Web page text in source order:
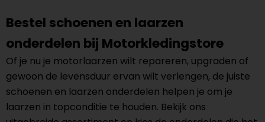
Bestel schoenen en laarzen
onderdelen bij Motorkledingstore
Of je nu je motorlaarzen wilt repareren, upgraden of
gewoon de levensduur ervan wilt verlengen, de juiste
schoenen en laarzen onderdelen helpen je om je
laarzen in topconditie te houden. Bekijk ons